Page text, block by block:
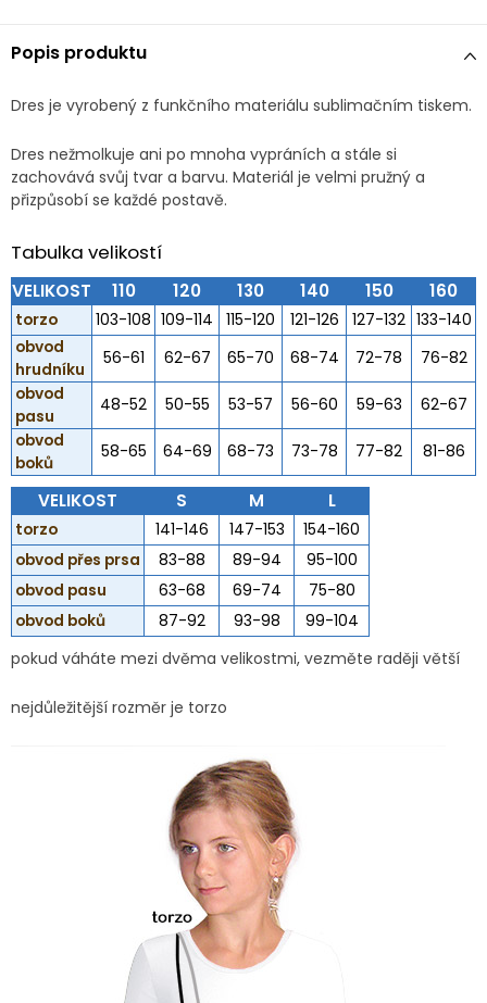
Popis produktu
Dres je vyrobený z funkčního materiálu sublimačním tiskem.
Dres nežmolkuje ani po mnoha vypráních a stále si
zachovává svůj tvar a barvu. Materiál je velmi pružný a
přizpůsobí se každé postavě.
Tabulka velikostí
VELIKOST 110 120 130 140 150 160
torzo 103-108 109-114 115-120 121-126 127-132 133-140
obvod
hrudníku
56-61 62-67 65-70 68-74 72-78
76-82
obvod
pasu
48-52 50-55 53-57 56-60 59-63
62-67
obvod
boků
58-65 64-69 68-73 73-78 77-82 81-86
VELIKOST S M L
torzo 141-146 147-153
154-160
obvod přes prsa
83-88 89-94
95-100
obvod pasu
63-68 69-74
75-80
obvod boků
87-92 93-98
99-104
pokud váháte mezi dvěma velikostmi, vezměte raději větší
nejdůležitější rozměr je torzo